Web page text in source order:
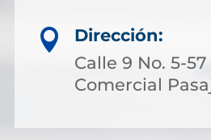

Dirección:
Calle 9 No. 5-
Comercial